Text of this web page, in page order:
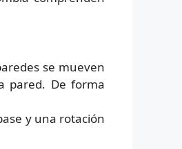
se mueven
pared. De forma
y una rotación